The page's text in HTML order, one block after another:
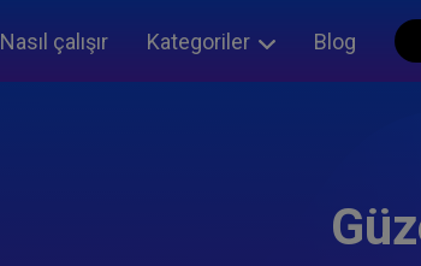
Nasıl çalışır Kategoriler Blog